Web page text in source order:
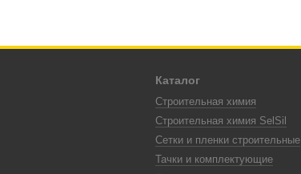
Каталог
Строительная химия
Строительная химия SelSil
Сетки и пленки строительные
Тачки и комплектующие